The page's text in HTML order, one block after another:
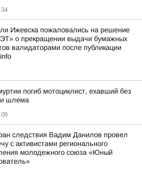
Ижевска пожаловались на решение
о прекращении выдачи бумажных
валидаторами после публикации
погиб мотоциклист, ехавший без
шлема
следствия Вадим Данилов провел
с активистами регионального
молодежного союза «Юный